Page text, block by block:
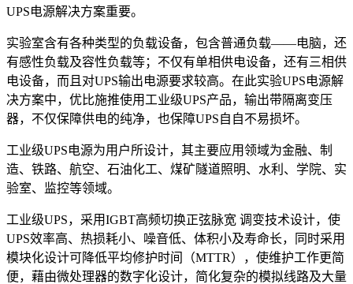
UPS电源解决方案重要。
实验室含有各种类型的负载设备，包含普通负载——电脑，还
有感性负载及容性负载等；不仅有单相供电设备，还有三相供
电设备，而且对UPS输出电源要求较高。在此实验UPS电源解
决方案中，优比施推使用工业级UPS产品，输出带隔离变压
器，不仅保障供电的纯净，也保障UPS自自不易损坏。
工业级UPS电源为用户所设计，其主要应用领域为金融、制
造、铁路、航空、石油化工、煤矿隧道照明、水利、学院、实
验室、监控等领域。
工业级UPS，采用IGBT高频切换正弦脉宽 调变技术设计，使
UPS效率高、热损耗小、噪音低、体积小及寿命长，同时采用
模块化设计可降低平均修护时间（MTTR），使维护工作更简
便，藉由微处理器的数字化设计，简化复杂的模拟线路及大量